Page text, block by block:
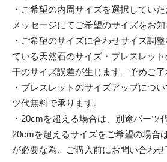
・ご希望の内周サイズを選択してい
メッセージにてご希望のサイズをお知
・ご希望のサイズに合わせサイズ調
ている天然石のサイズ・ブレスレッ
干のサイズ誤差が生じます。予めご了
・ブレスレットのサイズアップにつ
ツ代無料で承ります。
・20cmを超える場合は、別途パーツ
20cmを超えるサイズをご希望の場合
が必要な為、ご購入前にお問い合わせ